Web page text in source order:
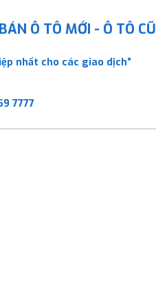
Ô TÔ MỚI - Ô TÔ CŨ
nhất cho các giao dịch”
7777